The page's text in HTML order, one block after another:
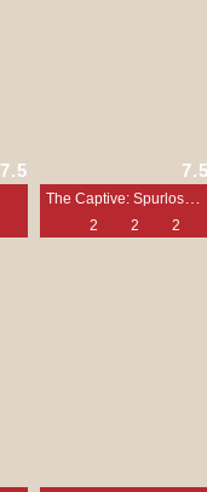
7.5
2 2 2